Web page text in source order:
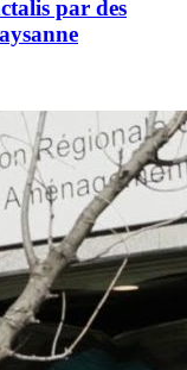
par des